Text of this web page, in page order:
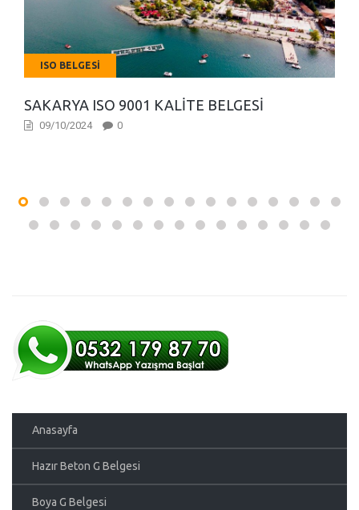
ISO BELGESI
SAKARYA ISO 9001 KALITE BELGESI
09/10/2024 0
Anasayfa
Hazır Beton G Belgesi
Boya G Belgesi